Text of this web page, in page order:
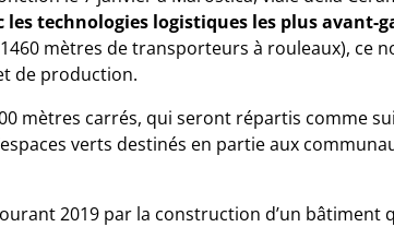
technologies logistiques les plus avant-
mètres de transporteurs à rouleaux), ce
de production.
mètres carrés, qui seront répartis comme
verts destinés en partie aux
2019 par la construction d’un bâtiment